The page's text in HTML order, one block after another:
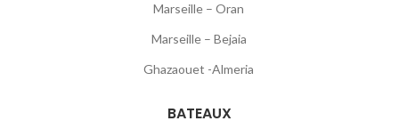
Marseille – Oran
Marseille – Bejaia
Ghazaouet -Almeria
BATEAUX